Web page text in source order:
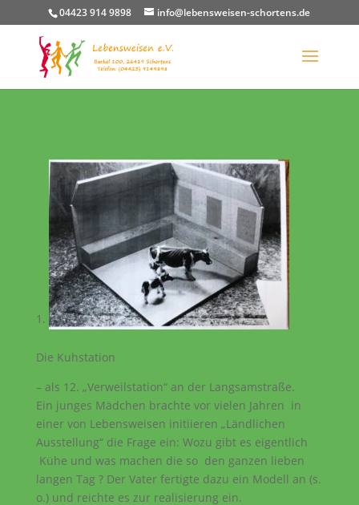
04423 914 9898 info@lebensweisen-schortens.de
Die Kuhstation
– als 12. „Verweilstation“ an der Langsamstraße.
Ein junges Mädchen brachte vor vielen Jahren in
einer von Lebensweisen initiieren „Ländlichen
Ausstellung“ die Frage ein: Wozu gibt es eigentlich
Kühe und was machen die so den ganzen lieben
langen Tag ? Der Vater fertigte dazu ein Modell an (s.
o.) und reichte es zur realisierung ein.